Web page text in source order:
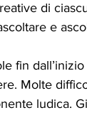
di
e
fin
Molte
ludica.